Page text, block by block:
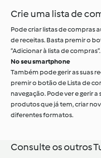
Crie uma lista de
Pode criar listas de compras
de receitas. Basta premir o
“Adicionar à lista de compras”.
No seu smartphone
Também pode gerir as suas
premir o botão de Lista de
navegação. Pode ver e gerir
produtos que já tem, criar
diferentes formatos.
Consulte os outros